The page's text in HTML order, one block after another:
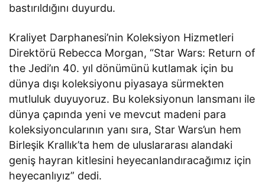
bastırıldığını duyurdu.
Kraliyet Darphanesi’nin Koleksiyon Hizmetleri
Direktörü Rebecca Morgan, “Star Wars: Return of
the Jedi’ın 40. yıl dönümünü kutlamak için bu
dünya dışı koleksiyonu piyasaya sürmekten
mutluluk duyuyoruz. Bu koleksiyonun lansmanı ile
dünya çapında yeni ve mevcut madeni para
koleksiyoncularının yanı sıra, Star Wars’un hem
Birleşik Krallık’ta hem de uluslararası alandaki
geniş hayran kitlesini heyecanlandıracağımız için
heyecanlıyız” dedi.